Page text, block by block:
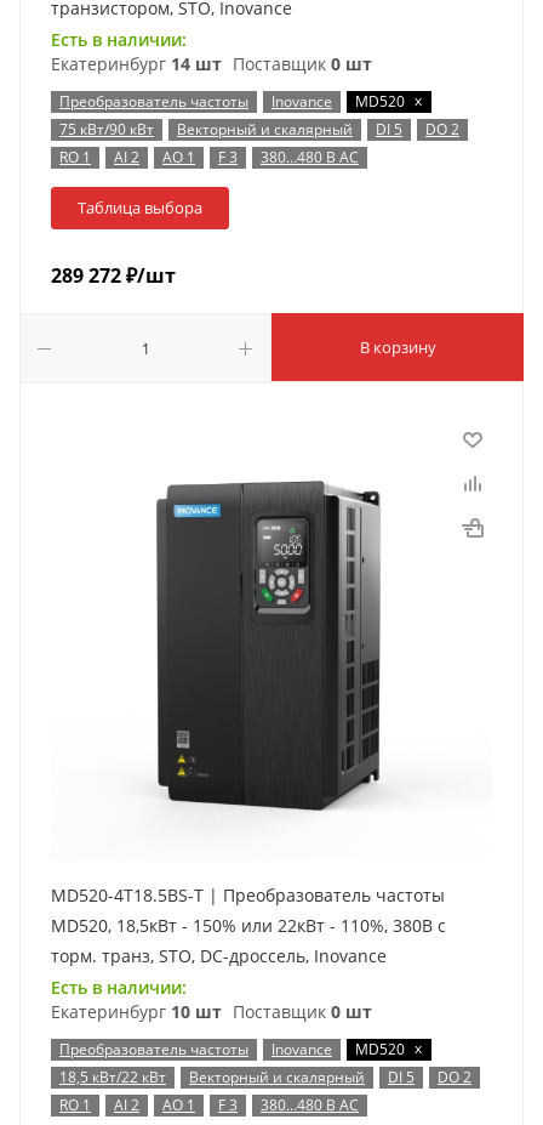
транзистором, STO, Inovance
Есть в наличии:
Екатеринбург 14 шт Поставщик 0 шт
Преобразователь частоты Inovance MD520 x
75 кВт/90 кВт
Векторный и скалярный DI 5
DO 2
RO 1
AI 2 AO 1 F 3 380…480 В AC
Таблица выбора
289 272₽/шт
В корзину
MD520-4T18.5BS-T | Преобразователь частоты
MD520, 18,5кВт - 150% или 22кВт - 110%, 380В с
торм. транз, STO, DC-дроссель, Inovance
Есть в наличии:
Екатеринбург 10 шт Поставщик 0 шт
Преобразователь частоты Inovance MD520 x
18,5 кВт/22 кВт
Векторный и скалярный DI 5
DO 2
RO 1
AI 2 AO 1 F 3 380…480 В AC